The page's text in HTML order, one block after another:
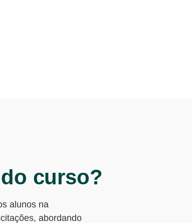
curso?
alunos na
abordando